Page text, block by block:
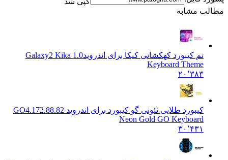
مشابه
تم کیبورد کهکشانی کیکا برای اندروید
1.0 Galaxy2 Kika
Keyboard Theme
۲۰٬۳۸۳
کیبورد طلایی نئونی گو کیبورد برای اندروید GO 4.172.88.82
Neon Gold GO Keyboard
۳۰٬۴۳۱